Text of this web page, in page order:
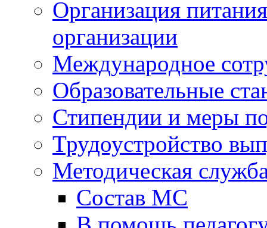
Организация
организации
Международное
Образовательные
Стипендии и меры
Трудоустройство
Методическая
Состав МС